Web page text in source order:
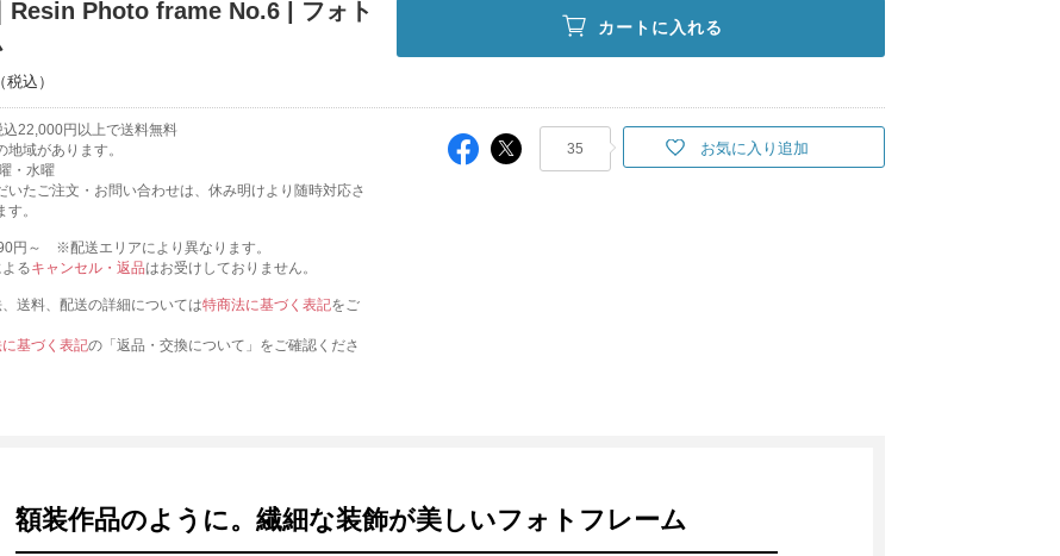
Resin Photo frame No.6 | フォト
カートに入れる
22,000円以上で送料無料
域があります。
・水曜
いたご注文・お問い合わせは、休み明けより随時対応さ
。
円～ ※配送エリアにより異なります。
るキャンセル・返品はお受けしておりません。
送料、配送の詳細については特商法に基づく表記をご
基づく表記の「返品・交換について」をご確認くださ
35 お気に入り追加
額装作品のように。繊細な装飾が美しいフォトフレーム